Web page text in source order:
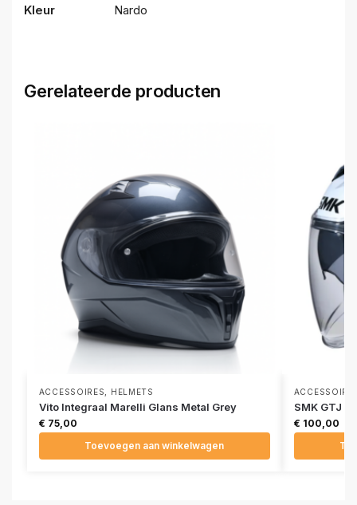
Kleur
Nardo
Gerelateerde producten
ACCESSOIRES HELMETS
Vito Integraal Marelli Glans Metal Grey
€ 75,00
Toevoegen aan winkelwagen
SMK GTJ
€ 100,00